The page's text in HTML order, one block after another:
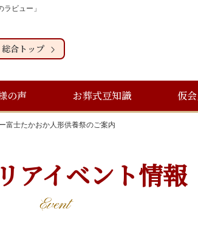
ビュー」
総合トップ
の声 お葬式豆知識 仮
富士たかおか人形供養祭のご案内
アイベント情報
Event